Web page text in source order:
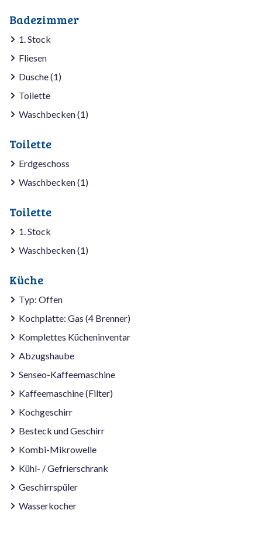
Badezimmer
1. Stock
Fliesen
Dusche (1)
Toilette
Waschbecken (1)
Toilette
Erdgeschoss
Waschbecken (1)
Toilette
1. Stock
Waschbecken (1)
Küche
Typ: Offen
Kochplatte: Gas (4 Brenner)
Komplettes Kücheninventar
Abzugshaube
Senseo-Kaffeemaschine
Kaffeemaschine (Filter)
Kochgeschirr
Besteck und Geschirr
Kombi-Mikrowelle
Kühl- / Gefrierschrank
Geschirrspüler
Wasserkocher